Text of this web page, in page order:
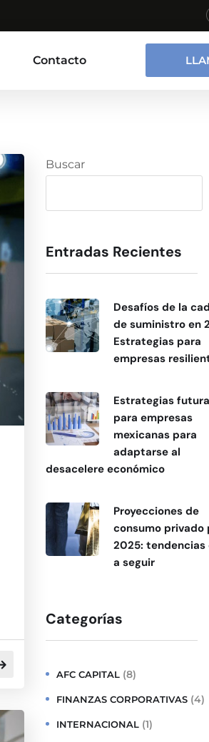
Contacto
Buscar
Entradas Recientes
Desafíos de la
de suministro en
Estrategias para
empresas
Estrategias
para empresas
mexicanas para
adaptarse al
desacelere económico
Proyecciones de
consumo privado
2025: tendencias
a seguir
Categorías
AFC CAPITAL (8)
FINANZAS CORPORATIVAS (4)
INTERNACIONAL (1)